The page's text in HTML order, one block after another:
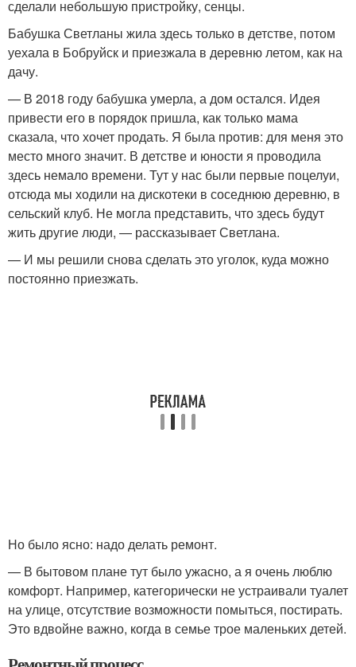
сделали небольшую пристройку, сенцы.
Бабушка Светланы жила здесь только в детстве, потом
уехала в Бобруйск и приезжала в деревню летом, как на
дачу.
— В 2018 году бабушка умерла, а дом остался. Идея
привести его в порядок пришла, как только мама
сказала, что хочет продать. Я была против: для меня это
место много значит. В детстве и юности я проводила
здесь немало времени. Тут у нас были первые поцелуи,
отсюда мы ходили на дискотеки в соседнюю деревню, в
сельский клуб. Не могла представить, что здесь будут
жить другие люди, — рассказывает Светлана.
— И мы решили снова сделать это уголок, куда можно
постоянно приезжать.
Но было ясно: надо делать ремонт.
— В бытовом плане тут было ужасно, а я очень люблю
комфорт. Например, категорически не устраивали туалет
на улице, отсутствие возможности помыться, постирать.
Это вдвойне важно, когда в семье трое маленьких детей.